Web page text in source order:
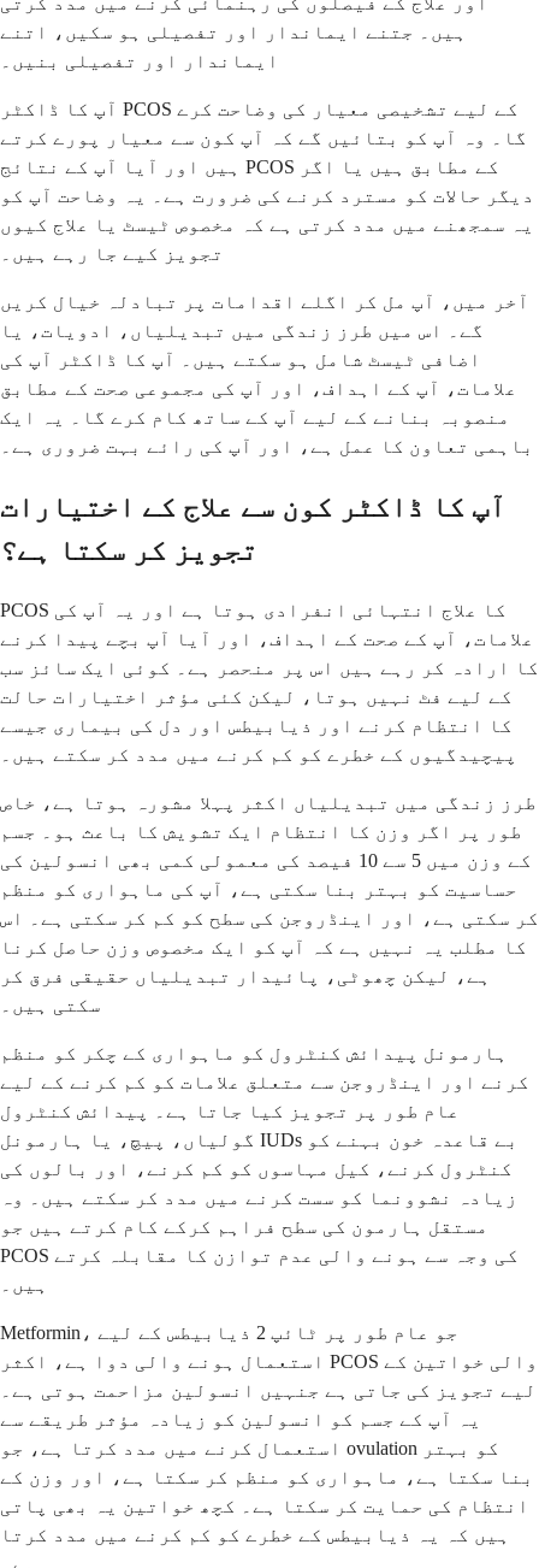
ہیں۔ جتنے ایماندار اور تفصیلی ہو سکیں، اتنے
ایماندار اور تفصیلی بنیں۔
آپ کا ڈاکٹر PCOS کے لیے تشخیصی معیار کی وضاحت کرے
گا۔ وہ آپ کو بتائیں گے کہ آپ کون سے معیار پورے کرتے
ہیں اور آیا آپ کے نتائج PCOS کے مطابق ہیں یا اگر
دیگر حالات کو مسترد کرنے کی ضرورت ہے۔ یہ وضاحت آپ کو
یہ سمجھنے میں مدد کرتی ہے کہ مخصوص ٹیسٹ یا علاج کیوں
تجویز کیے جا رہے ہیں۔
آخر میں، آپ مل کر اگلے اقدامات پر تبادلہ خیال کریں
گے۔ اس میں طرز زندگی میں تبدیلیاں، ادویات، یا
اضافی ٹیسٹ شامل ہو سکتے ہیں۔ آپ کا ڈاکٹر آپ کی
علامات، آپ کے اہداف، اور آپ کی مجموعی صحت کے مطابق
منصوبہ بنانے کے لیے آپ کے ساتھ کام کرے گا۔ یہ ایک
باہمی تعاون کا عمل ہے، اور آپ کی رائے بہت ضروری ہے۔
آپ کا ڈاکٹر کون سے علاج کے اختیارات
تجویز کر سکتا ہے؟
PCOS کا علاج انتہائی انفرادی ہوتا ہے اور یہ آپ کی
علامات، آپ کے صحت کے اہداف، اور آیا آپ بچے پیدا کرنے
کا ارادہ کر رہے ہیں اس پر منحصر ہے۔ کوئی ایک سائز سب
کے لیے فٹ نہیں ہوتا، لیکن کئی مؤثر اختیارات حالت
کا انتظام کرنے اور ذیابیطس اور دل کی بیماری جیسے
پیچیدگیوں کے خطرے کو کم کرنے میں مدد کر سکتے ہیں۔
طرز زندگی میں تبدیلیاں اکثر پہلا مشورہ ہوتا ہے، خاص
طور پر اگر وزن کا انتظام ایک تشویش کا باعث ہو۔ جسم
کے وزن میں 5 سے 10 فیصد کی معمولی کمی بھی انسولین کی
حساسیت کو بہتر بنا سکتی ہے، آپ کی ماہواری کو منظم
کر سکتی ہے، اور اینڈروجن کی سطح کو کم کر سکتی ہے۔ اس
کا مطلب یہ نہیں ہے کہ آپ کو ایک مخصوص وزن حاصل کرنا
ہے، لیکن چھوٹی، پائیدار تبدیلیاں حقیقی فرق کر
سکتی ہیں۔
ہارمونل پیدائش کنٹرول کو ماہواری کے چکر کو منظم
کرنے اور اینڈروجن سے متعلق علامات کو کم کرنے کے لیے
عام طور پر تجویز کیا جاتا ہے۔ پیدائش کنٹرول
گولیاں، پیچ، یا ہارمونل IUDs بے قاعدہ خون بہنے کو
کنٹرول کرنے، کیل مہاسوں کو کم کرنے، اور بالوں کی
زیادہ نشوونما کو سست کرنے میں مدد کر سکتے ہیں۔ وہ
مستقل ہارمون کی سطح فراہم کرکے کام کرتے ہیں جو
PCOS کی وجہ سے ہونے والی عدم توازن کا مقابلہ کرتے
ہیں۔
Metformin، جو عام طور پر ٹائپ 2 ذیابیطس کے لیے
استعمال ہونے والی دوا ہے، اکثر PCOS والی خواتین کے
لیے تجویز کی جاتی ہے جنہیں انسولین مزاحمت ہوتی ہے۔
یہ آپ کے جسم کو انسولین کو زیادہ مؤثر طریقے سے
استعمال کرنے میں مدد کرتا ہے، جو ovulation کو بہتر
بنا سکتا ہے، ماہواری کو منظم کر سکتا ہے، اور وزن کے
انتظام کی حمایت کر سکتا ہے۔ کچھ خواتین یہ بھی پاتی
ہیں کہ یہ ذیابیطس کے خطرے کو کم کرنے میں مدد کرتا
ہے۔